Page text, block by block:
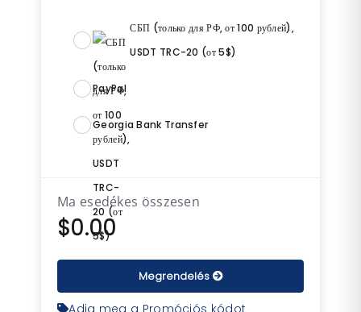
СБП (только для РФ, от 100 рублей),
USDT TRC-20 (от 5$)
PayPal
Georgia Bank Transfer
Ma esedékes összesen
$0.00
Megrendelés